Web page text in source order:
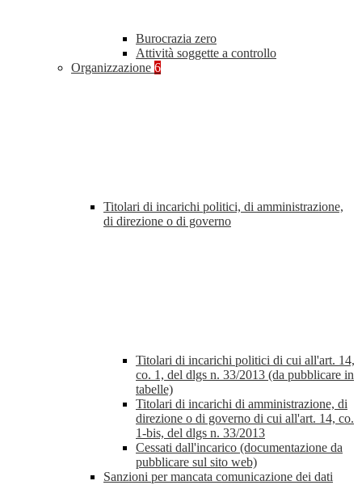
Burocrazia zero
Attività soggette a controllo
Organizzazione 6
Titolari di incarichi politici, di amministrazione,
di direzione o di governo
Titolari di incarichi politici di cui all'art. 14,
co. 1, del dlgs n. 33/2013 (da pubblicare in
tabelle)
Titolari di incarichi di amministrazione, di
direzione o di governo di cui all'art. 14, co.
1-bis, del dlgs n. 33/2013
Cessati dall'incarico (documentazione da
pubblicare sul sito web)
Sanzioni per mancata comunicazione dei dati